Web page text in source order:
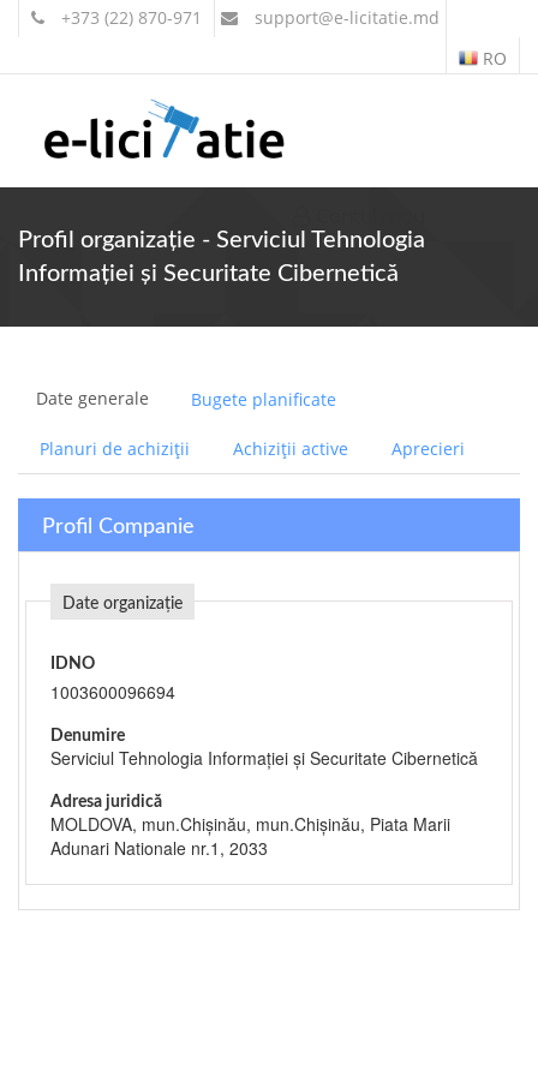
+373 (22) 870-971 support@e-licitatie.md
RO
Profil organizație - Serviciul Tehnologia
Informaţiei şi Securitate Cibernetică
Date generale Bugete planificate
Planuri de achiziții Achiziții active Aprecieri
Profil Companie
Date organizație
IDNO
1003600096694
Denumire
Serviciul Tehnologia Informaţiei şi Securitate Cibernetică
Adresa juridică
MOLDOVA, mun.Chişinău, mun.Chişinău, Piata Marii
Adunari Nationale nr.1, 2033